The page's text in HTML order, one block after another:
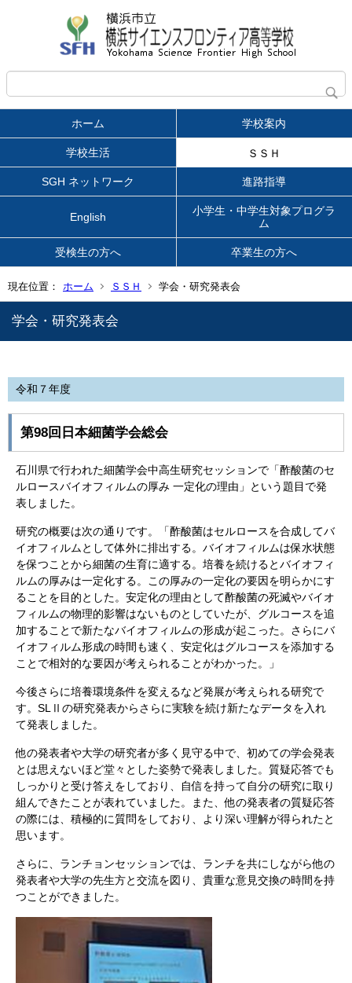
ホーム 学校案内
学校生活 ＳＳＨ
SGH ネットワーク 進路指導
English
小学生・中学生対象プログラ
ム
受検生の方へ 卒業生の方へ
現在位置： ホーム ＳＳＨ 学会・研究発表会
学会・研究発表会
令和７年度
第98回日本細菌学会総会
石川県で行われた細菌学会中高生研究セッションで「酢酸菌のセ
ルロースバイオフィルムの厚み 一定化の理由」という題目で発
表しました。
研究の概要は次の通りです。「酢酸菌はセルロースを合成してバ
イオフィルムとして体外に排出する。バイオフィルムは保水状態
を保つことから細菌の生育に適する。培養を続けるとバイオフィ
ルムの厚みは一定化する。この厚みの一定化の要因を明らかにす
ることを目的とした。安定化の理由として酢酸菌の死滅やバイオ
フィルムの物理的影響はないものとしていたが、グルコースを追
加することで新たなバイオフィルムの形成が起こった。さらにバ
イオフィルム形成の時間も速く、安定化はグルコースを添加する
ことで相対的な要因が考えられることがわかった。」
今後さらに培養環境条件を変えるなど発展が考えられる研究で
す。SLⅡの研究発表からさらに実験を続け新たなデータを入れ
て発表しました。
他の発表者や大学の研究者が多く見守る中で、初めての学会発表
とは思えないほど堂々とした姿勢で発表しました。質疑応答でも
しっかりと受け答えをしており、自信を持って自分の研究に取り
組んできたことが表れていました。また、他の発表者の質疑応答
の際には、積極的に質問をしており、より深い理解が得られたと
思います。
さらに、ランチョンセッションでは、ランチを共にしながら他の
発表者や大学の先生方と交流を図り、貴重な意見交換の時間を持
つことができました。